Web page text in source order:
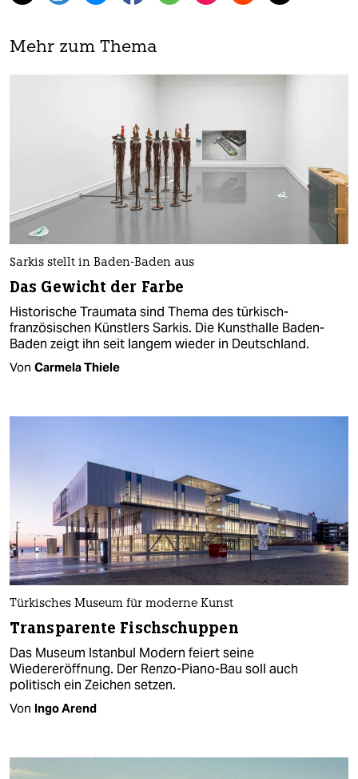
Mehr zum Thema
Sarkis stellt in Baden-Baden aus
Das Gewicht der Farbe
Historische Traumata sind Thema des türkisch-
französischen Künstlers Sarkis. Die Kunsthalle Baden-
Baden zeigt ihn seit langem wieder in Deutschland.
Von Carmela Thiele
Türkisches Museum für moderne Kunst
Transparente Fischschuppen
Das Museum Istanbul Modern feiert seine
Wiedereröffnung. Der Renzo-Piano-Bau soll auch
politisch ein Zeichen setzen.
Von Ingo Arend